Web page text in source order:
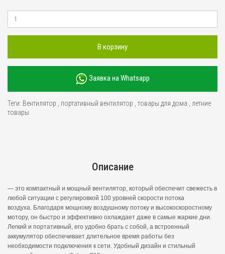
В корзину
Заявка на Whatsapp
Теги: Вентилятор портативный вентилятор товары для дома
летние
товары
Описание
— это компактный и мощный вентилятор, который обеспечит свежесть в
любой ситуации с регулировкой 100 уровней скорости потока
воздуха. Благодаря мощному воздушному потоку и высокоскоростному
мотору, он быстро и эффективно охлаждает даже в самые жаркие дни.
Легкий и портативный, его удобно брать с собой, а встроенный
аккумулятор обеспечивает длительное время работы без
необходимости подключения к сети. Удобный дизайн и стильный